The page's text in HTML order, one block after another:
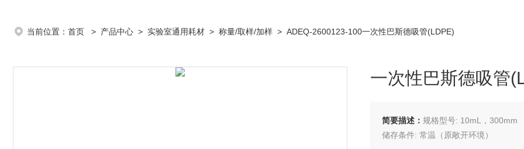
当前位置： 首页 > 产品中心 > 实验室通用耗材 > 称量/取样/加样 > ADEQ-2600123-100一次性巴斯德吸管(LDPE)
一次性巴斯德吸管
简要描述： 规格型号: 10mL，300mm
储存条件: 常温（原敞开环境）